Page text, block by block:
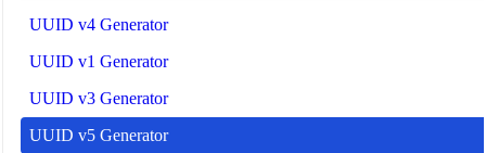
UUID v4 Generator
UUID v1 Generator
UUID v3 Generator
UUID v5 Generator